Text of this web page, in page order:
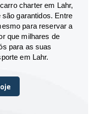
charter em Lahr,
são garantidos. Entre
para reservar a
que milhares de
para as suas
em Lahr.